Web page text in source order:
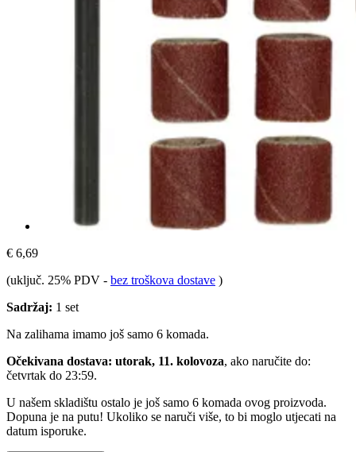
€ 6,69
(uključ. 25% PDV - bez troškova dostave )
Sadržaj: 1 set
Na zalihama imamo još samo 6 komada.
Očekivana dostava: utorak, 11. kolovoza, ako naručite do:
četvrtak do 23:59.
U našem skladištu ostalo je još samo 6 komada ovog proizvoda.
Dopuna je na putu! Ukoliko se naruči više, to bi moglo utjecati na
datum isporuke.